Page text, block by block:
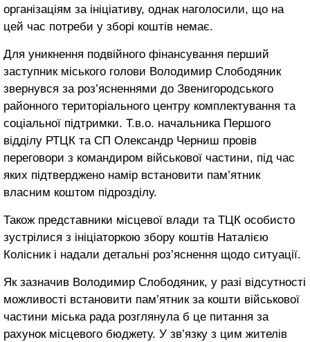
організаціям за ініціативу, однак наголосили, що на
цей час потреби у зборі коштів немає.
Для уникнення подвійного фінансування перший
заступник міського голови Володимир Слободяник
звернувся за роз’ясненнями до Звенигородського
районного територіального центру комплектування та
соціальної підтримки. Т.в.о. начальника Першого
відділу РТЦК та СП Олександр Черниш провів
переговори з командиром військової частини, під час
яких підтверджено намір встановити пам’ятник
власним коштом підрозділу.
Також представники місцевої влади та ТЦК особисто
зустрілися з ініціаторкою збору коштів Наталією
Колісник і надали детальні роз’яснення щодо ситуації.
Як зазначив Володимир Слободяник, у разі відсутності
можливості встановити пам’ятник за кошти військової
частини міська рада розглянула б це питання за
рахунок місцевого бюджету. У зв’язку з цим жителів